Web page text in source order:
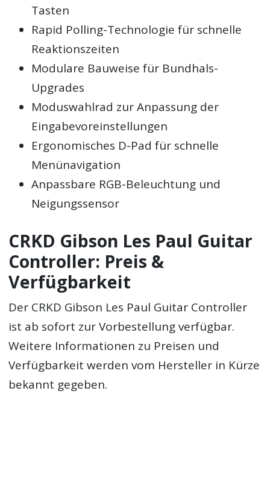
Tasten
Rapid Polling-Technologie für schnelle
Reaktionszeiten
Modulare Bauweise für Bundhals-
Upgrades
Moduswahlrad zur Anpassung der
Eingabevoreinstellungen
Ergonomisches D-Pad für schnelle
Menünavigation
Anpassbare RGB-Beleuchtung und
Neigungssensor
CRKD Gibson Les Paul Guitar
Controller: Preis &
Verfügbarkeit
Der CRKD Gibson Les Paul Guitar Controller
ist ab sofort zur Vorbestellung verfügbar.
Weitere Informationen zu Preisen und
Verfügbarkeit werden vom Hersteller in Kürze
bekannt gegeben.